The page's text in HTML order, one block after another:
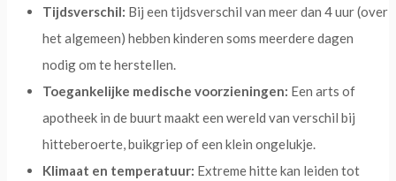
Tijdsverschil: Bij een tijdsverschil van meer dan 4 uur (over
het algemeen) hebben kinderen soms meerdere dagen
nodig om te herstellen.
Toegankelijke medische voorzieningen: Een arts of
apotheek in de buurt maakt een wereld van verschil bij
hitteberoerte, buikgriep of een klein ongelukje.
Klimaat en temperatuur: Extreme hitte kan leiden tot